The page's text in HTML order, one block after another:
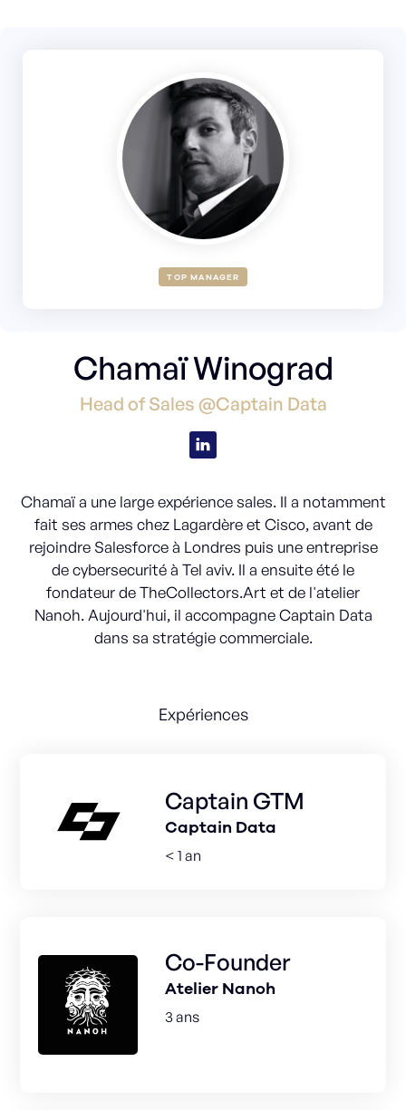
TOP MANAGER
Chamaï Winograd
Head of Sales @Captain Data
Chamaï a une large expérience sales. Il a notamment
fait ses armes chez Lagardère et Cisco, avant de
rejoindre Salesforce à Londres puis une entreprise
de cybersecurité à Tel aviv. Il a ensuite été le
fondateur de TheCollectors.Art et de l'atelier
Nanoh. Aujourd'hui, il accompagne Captain Data
dans sa stratégie commerciale.
Expériences
Captain GTM
Captain Data
< 1 an
Co-Founder
Atelier Nanoh
3 ans